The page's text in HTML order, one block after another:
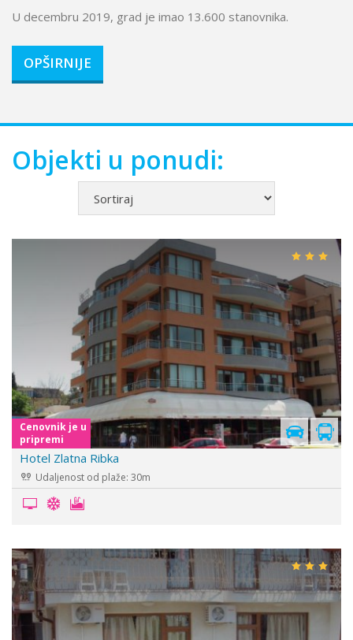
U decembru 2019, grad je imao 13.600 stanovnika.
OPŠIRNIJE
Objekti u ponudi:
Cenovnik je u
pripremi
Hotel Zlatna Ribka
Udaljenost od plaže: 30m